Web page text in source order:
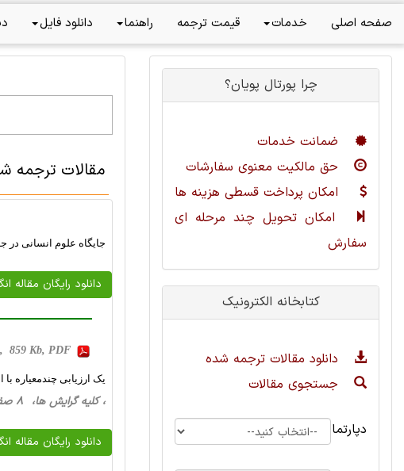
صفحه اصلی خدمات قیمت ترجمه راهنما دانلود فایل
مقالات ترجمه
جایگاه علوم انسانی در
دانلود رایگان مقاله
859 Kb, PDF
یک ارزیابی چندمعیاره
، کلیه گرایش ها، 8 صفحه فارسی تایپ شده ، 771 کیلو بایت WORD
دانلود رایگان مقاله
چرا پورتال پویان؟
ضمانت خدمات
حق مالکیت معنوی سفارشات
امکان پرداخت قسطی هزینه ها
امکان تحویل چند مرحله ای
سفارش
کتابخانه الکترونیک
دانلود مقالات ترجمه شده
جستجوی مقالات
دپارتمان